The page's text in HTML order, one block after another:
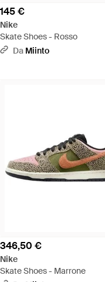
145 €
Nike
Skate Shoes - Rosso
Da Miinto
346,50 €
Nike
Skate Shoes - Marrone